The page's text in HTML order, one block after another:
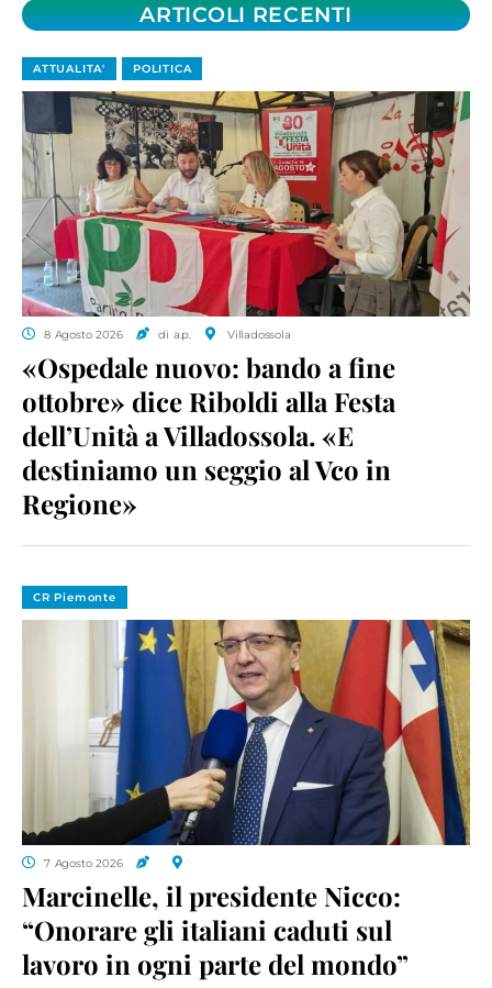
ARTICOLI RECENTI
ATTUALITA' POLITICA
8 Agosto 2026 di a.p. Villadossola
«Ospedale nuovo: bando a fine
ottobre» dice Riboldi alla Festa
dell’Unità a Villadossola. «E
destiniamo un seggio al Vco in
Regione»
CR Piemonte
7 Agosto 2026
Marcinelle, il presidente Nicco:
“Onorare gli italiani caduti sul
lavoro in ogni parte del mondo”